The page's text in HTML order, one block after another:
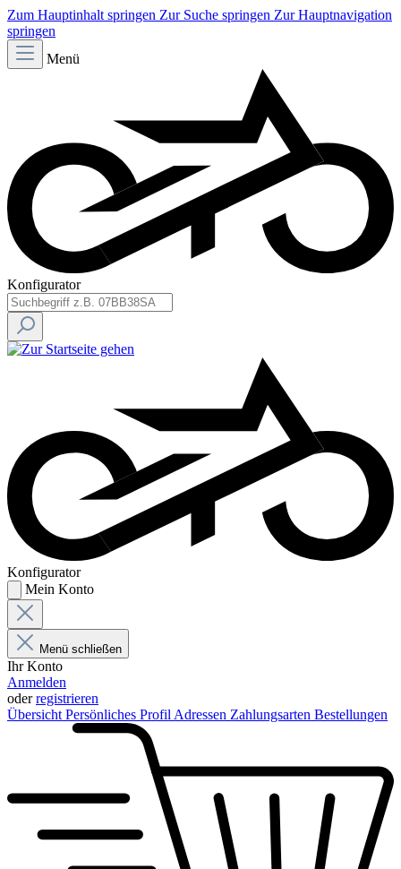
Zum Hauptinhalt springen Zur Suche springen Zur Hauptnavigation
springen
Menü
Konfigurator
Konfigurator
Mein Konto
Menü schließen
Ihr Konto
Anmelden
oderregistrieren
Übersicht Persönliches Profil Adressen Zahlungsarten Bestellungen